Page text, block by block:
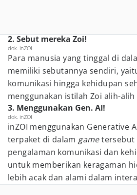
2. Sebut mereka Zoi!
dok. inZOI
Para manusia yang tinggal di
memiliki sebutannya sendiri,
komunikasi hingga kehidupan
menggunakan istilah Zoi alih-
3. Menggunakan Gen. AI!
dok. inZOI
inZOI menggunakan Generative
terpaket di dalam gametersebut
pengalaman komunikasi dan
untuk memberikan keragaman
lebih acak dan alami dalam